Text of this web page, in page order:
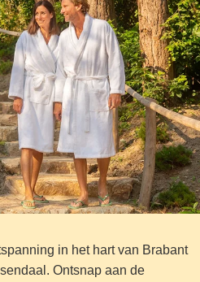
in het hart van Brabant
Ontsnap aan de